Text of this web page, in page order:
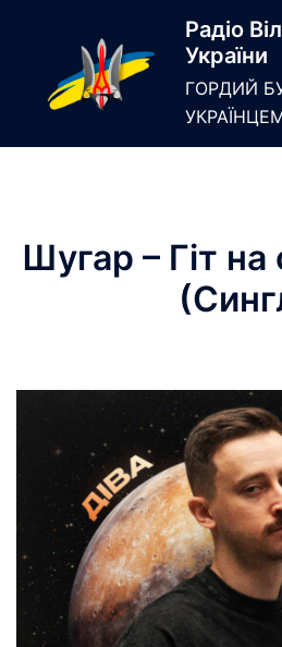
Радіо
України
ГОРДИЙ
Шугар – Гіт на